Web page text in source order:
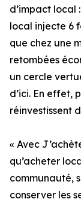
d’impact local
local injecte 6
que chez une
retombées
un cercle
d’ici. En effet,
réinvestissent
« Avec
qu’acheter
communauté,
conserver les